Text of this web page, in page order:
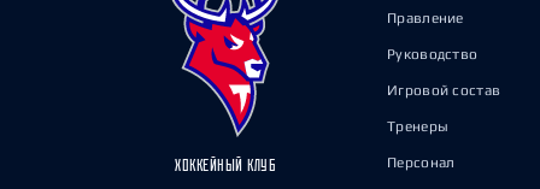
ХОККЕЙНЫЙ КЛУБ
Правление
Руководство
Игровой состав
Тренеры
Персонал